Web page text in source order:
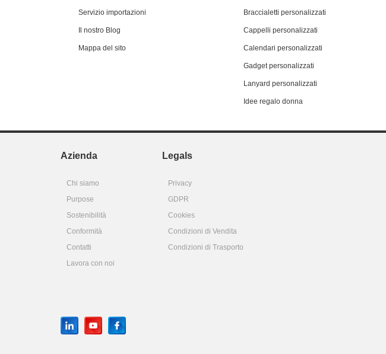
Servizio importazioni
Il nostro Blog
Mappa del sito
Braccialetti personalizzati
Cappelli personalizzati
Calendari personalizzati
Gadget personalizzati
Lanyard personalizzati
Idee regalo donna
Azienda Legals
Chi siamo
Privacy
Purpose
GDPR
Sostenibilità
Cookies
Conformità
Condizioni di Vendita
Contatti
Condizioni di Trasporto
Lavora con noi